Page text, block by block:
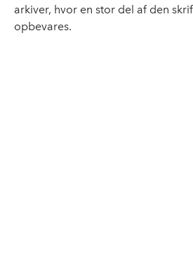
arkiver, hvor en stor del af den
opbevares.